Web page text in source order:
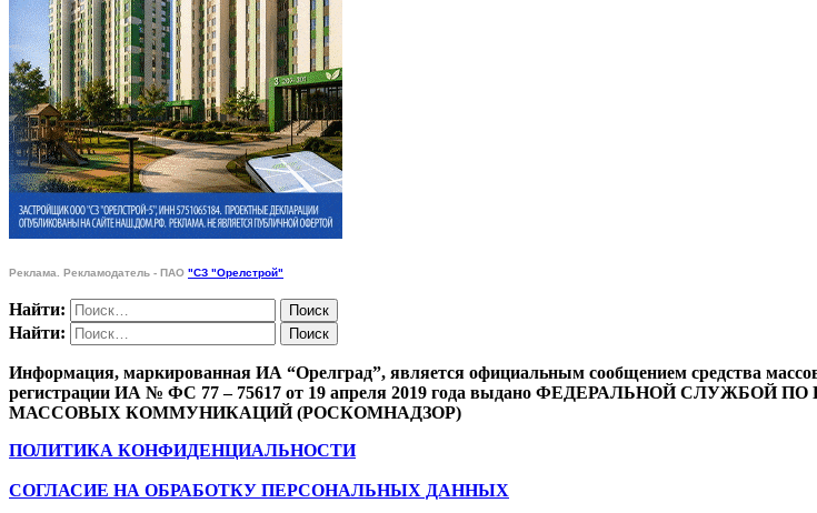
Реклама. Рекламодатель - ПАО "СЗ "Орелстрой"
Найти:
Найти:
Информация, маркированная ИА “Орелград”, является официальным сообщением средства
регистрации ИА № ФС 77 – 75617 от 19 апреля 2019 года выдано ФЕДЕРАЛЬНОЙ
МАССОВЫХ КОММУНИКАЦИЙ (РОСКОМНАДЗОР)
ПОЛИТИКА КОНФИДЕНЦИАЛЬНОСТИ
СОГЛАСИЕ НА ОБРАБОТКУ ПЕРСОНАЛЬНЫХ ДАННЫХ